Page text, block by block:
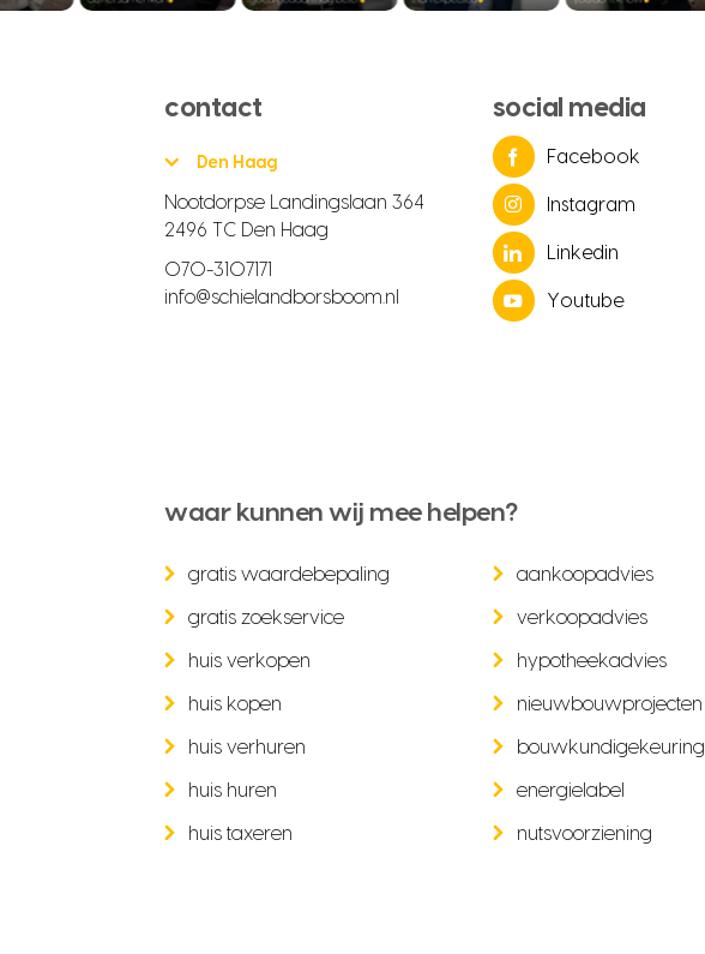
contact
Den Haag
Nootdorpse Landingslaan 364
2496 TC Den Haag
070-3107171
info@schielandborsboom.nl
social media
Facebook
Instagram
Linkedin
Youtube
waar kunnen wij mee helpen?
gratis waardebepaling
gratis zoekservice
huis verkopen
huis kopen
huis verhuren
huis huren
huis taxeren
aankoopadvies
verkoopadvies
hypotheekadvies
nieuwbouwprojecten
bouwkundigekeuring
energielabel
nutsvoorziening